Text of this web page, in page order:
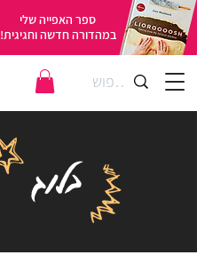
ספר האפייה שלי
במהדורה חדשה וחגיגית!
בלוג